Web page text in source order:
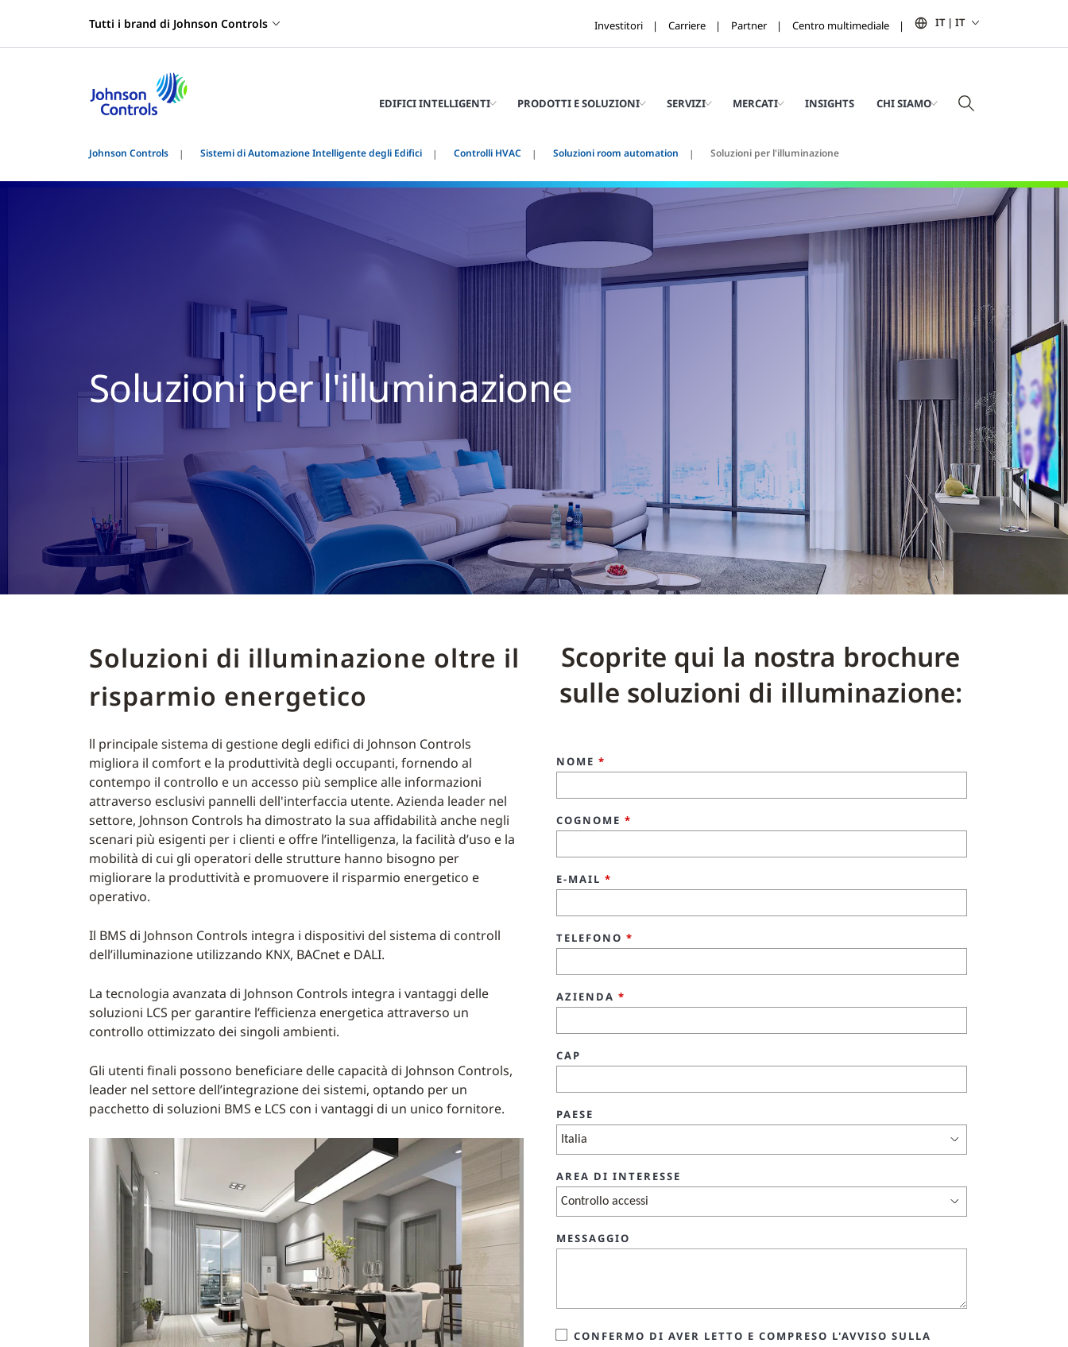
Tutti i brand di Johnson Controls Investitori Carriere Partner Centro multimediale IT | IT
EDIFICI INTELLIGENTI PRODOTTI E SOLUZIONI SERVIZI MERCATI INSIGHTS CHI SIAMO
Johnson Controls Sistemi di Automazione Intelligente degli Edifici Controlli HVAC Soluzioni room automation Soluzioni per l'illuminazione
Soluzioni per l'illuminazione
Soluzioni di illuminazione oltre il
risparmio energetico
ll principale sistema di gestione degli edifici di Johnson Controls
migliora il comfort e la produttività degli occupanti, fornendo al
contempo il controllo e un accesso più semplice alle informazioni
attraverso esclusivi pannelli dell'interfaccia utente. Azienda leader nel
settore, Johnson Controls ha dimostrato la sua affidabilità anche negli
scenari più esigenti per i clienti e offre l’intelligenza, la facilità d’uso e la
mobilità di cui gli operatori delle strutture hanno bisogno per
migliorare la produttività e promuovere il risparmio energetico e
operativo.
Il BMS di Johnson Controls integra i dispositivi del sistema di controll
dell’illuminazione utilizzando KNX, BACnet e DALI.
La tecnologia avanzata di Johnson Controls integra i vantaggi delle
soluzioni LCS per garantire l’efficienza energetica attraverso un
controllo ottimizzato dei singoli ambienti.
Gli utenti finali possono beneficiare delle capacità di Johnson Controls,
leader nel settore dell’integrazione dei sistemi, optando per un
pacchetto di soluzioni BMS e LCS con i vantaggi di un unico fornitore.
Scoprite qui la nostra brochure
sulle soluzioni di illuminazione:
NOME *
COGNOME *
E-MAIL *
TELEFONO *
AZIENDA *
CAP
PAESE
AREA DI INTERESSE
MESSAGGIO
CONFERMO DI AVER LETTO E COMPRESO L'AVVISO SULLA